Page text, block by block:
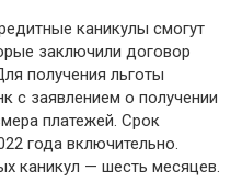
каникулы смогут
заключили договор
получения льготы
с заявлением о получении
платежей. Срок
года включительно.
каникул — шесть месяцев.